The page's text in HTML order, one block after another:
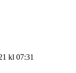
kl 07:31